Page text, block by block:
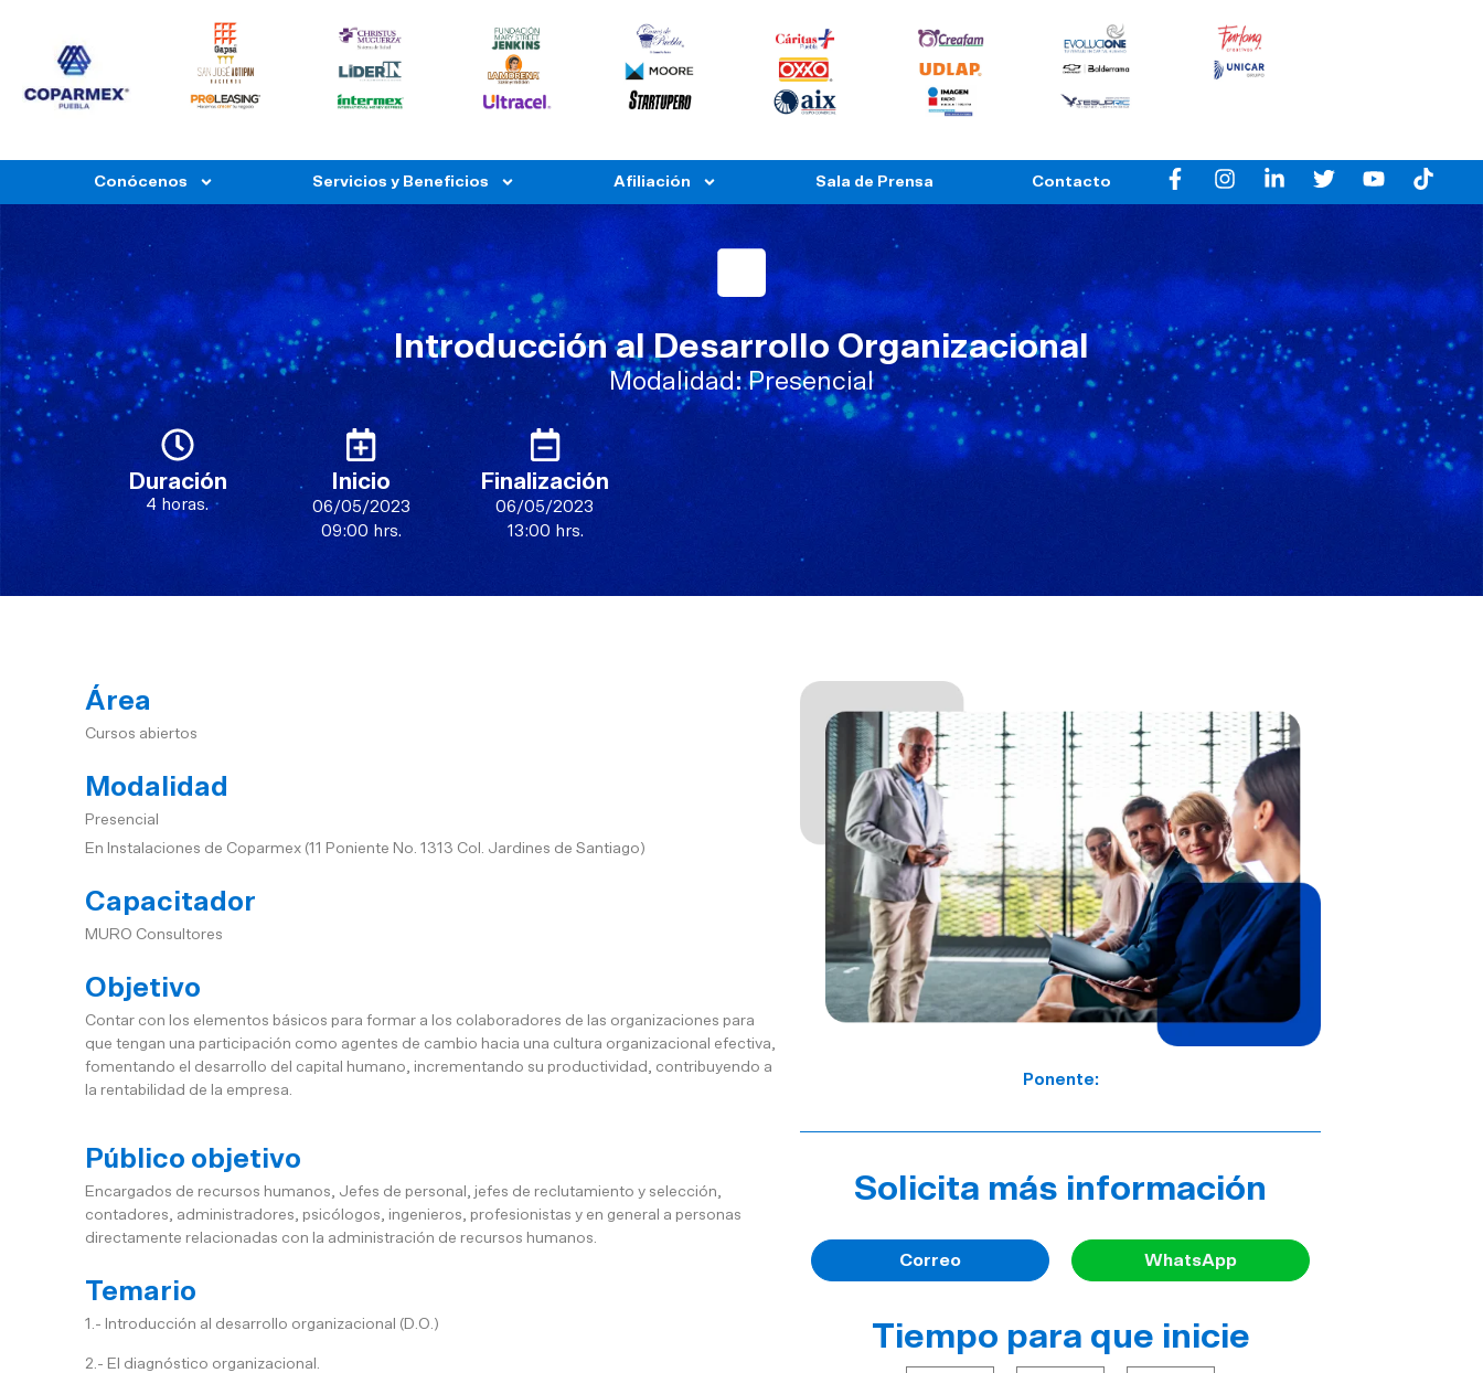
Conócenos Servicios y Beneficios Afiliación Sala de Prensa Contacto
Introducción al Desarrollo Organizacional
Modalidad: Presencial
Duración
4 horas.
Inicio
06/05/2023
09:00 hrs.
Finalización
06/05/2023
13:00 hrs.
Área
Cursos abiertos
Modalidad
Presencial
En Instalaciones de Coparmex (11 Poniente No. 1313 Col. Jardines de Santiago)
Capacitador
MURO Consultores
Objetivo
Contar con los elementos básicos para formar a los colaboradores de las organizaciones para
que tengan una participación como agentes de cambio hacia una cultura organizacional efectiva,
fomentando el desarrollo del capital humano, incrementando su productividad, contribuyendo a
la rentabilidad de la empresa.
Público objetivo
Encargados de recursos humanos, Jefes de personal, jefes de reclutamiento y selección,
contadores, administradores, psicólogos, ingenieros, profesionistas y en general a personas
directamente relacionadas con la administración de recursos humanos.
Temario
1.- Introducción al desarrollo organizacional (D.O.)
2.- El diagnóstico organizacional.
Ponente:
Solicita más información
Correo WhatsApp
Tiempo para que inicie